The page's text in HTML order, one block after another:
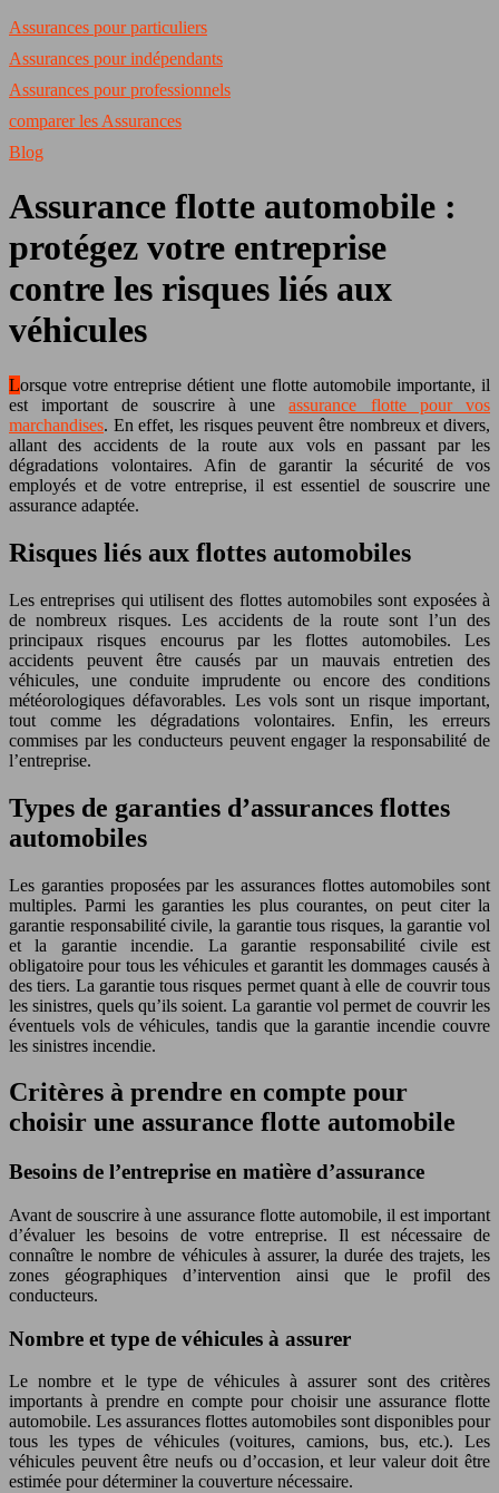
Assurances pour particuliers
Assurances pour indépendants
Assurances pour professionnels
comparer les Assurances
Blog
Assurance flotte automobile :
protégez votre entreprise
contre les risques liés aux
véhicules
Lorsque votre entreprise détient une flotte automobile importante, il
est important de souscrire à uneassurance flotte pour vos
marchandises. En effet, les risques peuvent être nombreux et divers,
allant des accidents de la route aux vols en passant par les
dégradations volontaires. Afin de garantir la sécurité de vos
employés et de votre entreprise, il est essentiel de souscrire une
assurance adaptée.
Risques liés aux flottes automobiles
Les entreprises qui utilisent des flottes automobiles sont exposées à
de nombreux risques. Les accidents de la route sont l’un des
principaux risques encourus par les flottes automobiles. Les
accidents peuvent être causés par un mauvais entretien des
véhicules, une conduite imprudente ou encore des conditions
météorologiques défavorables. Les vols sont un risque important,
tout comme les dégradations volontaires. Enfin, les erreurs
commises par les conducteurs peuvent engager la responsabilité de
l’entreprise.
Types de garanties d’assurances flottes
automobiles
Les garanties proposées par les assurances flottes automobiles sont
multiples. Parmi les garanties les plus courantes, on peut citer la
garantie responsabilité civile, la garantie tous risques, la garantie vol
et la garantie incendie. La garantie responsabilité civile est
obligatoire pour tous les véhicules et garantit les dommages causés à
des tiers. La garantie tous risques permet quant à elle de couvrir tous
les sinistres, quels qu’ils soient. La garantie vol permet de couvrir les
éventuels vols de véhicules, tandis que la garantie incendie couvre
les sinistres incendie.
Critères à prendre en compte pour
choisir une assurance flotte automobile
Besoins de l’entreprise en matière d’assurance
Avant de souscrire à une assurance flotte automobile, il est important
d’évaluer les besoins de votre entreprise. Il est nécessaire de
connaître le nombre de véhicules à assurer, la durée des trajets, les
zones géographiques d’intervention ainsi que le profil des
conducteurs.
Nombre et type de véhicules à assurer
Le nombre et le type de véhicules à assurer sont des critères
importants à prendre en compte pour choisir une assurance flotte
automobile. Les assurances flottes automobiles sont disponibles pour
tous les types de véhicules (voitures, camions, bus, etc.). Les
véhicules peuvent être neufs ou d’occasion, et leur valeur doit être
estimée pour déterminer la couverture nécessaire.